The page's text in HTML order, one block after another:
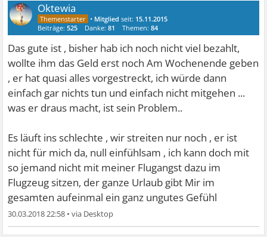
Oktewia
• Mitglied seit: 15.11.2015
Beiträge:525 Danke:81 Themen:84
Das gute ist , bisher hab ich noch nicht viel bezahlt,
wollte ihm das Geld erst noch Am Wochenende geben
, er hat quasi alles vorgestreckt, ich würde dann
einfach gar nichts tun und einfach nicht mitgehen ...
was er draus macht, ist sein Problem..
Es läuft ins schlechte , wir streiten nur noch , er ist
nicht für mich da, null einfühlsam , ich kann doch mit
so jemand nicht mit meiner Flugangst dazu im
Flugzeug sitzen, der ganze Urlaub gibt Mir im
gesamten aufeinmal ein ganz ungutes Gefühl
30.03.2018 22:58 •